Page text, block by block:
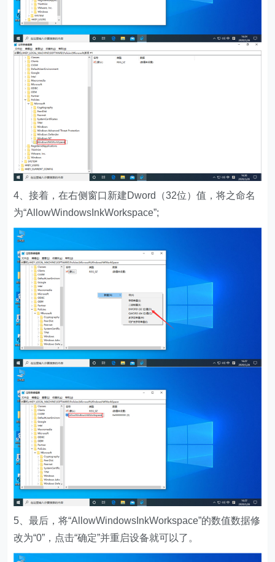
4、接着，在右侧窗口新建Dword（32位）值，将之命名
为“AllowWindowsInkWorkspace”;
5、最后，将“AllowWindowsInkWorkspace”的数值数据修
改为“0”，点击“确定”并重启设备就可以了。